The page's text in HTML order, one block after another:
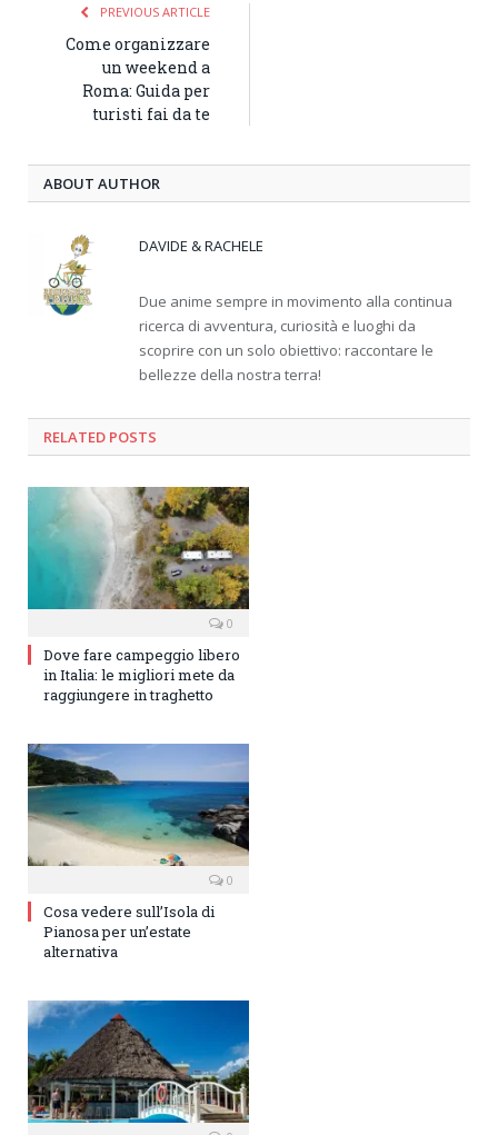
PREVIOUS ARTICLE
Come organizzare
un weekend a
Roma: Guida per
turisti fai da te
ABOUT AUTHOR
DAVIDE & RACHELE
Due anime sempre in movimento alla continua
ricerca di avventura, curiosità e luoghi da
scoprire con un solo obiettivo: raccontare le
bellezze della nostra terra!
RELATED POSTS
0
Dove fare campeggio libero
in Italia: le migliori mete da
raggiungere in traghetto
0
Cosa vedere sull’Isola di
Pianosa per un’estate
alternativa